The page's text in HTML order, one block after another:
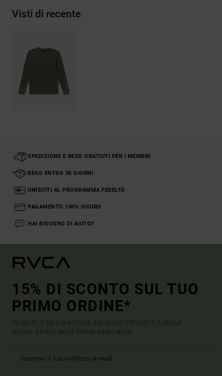
Visti di recente
SPEDIZIONE E RESO GRATUITI PER I MEMBRI
RESO ENTRO 30 GIORNI
UNISCITI AL PROGRAMMA FEDELTÀ
PAGAMENTO 100% SICURO
HAI BISOGNO DI AIUTO?
15% DI SCONTO SUL TUO
PRIMO ORDINE*
ISCRIVITI E RICEVI NOTIZIE SUI NUOVI PRODOTTI E SULLE
NUOVE STORIE RVCA PRIMA DEGLI ALTRI.